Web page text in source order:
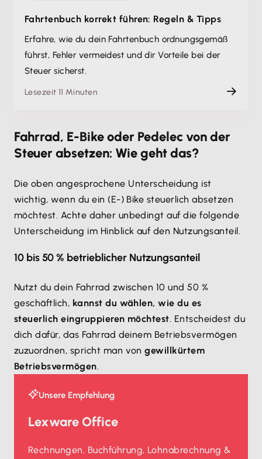
Fahrtenbuch korrekt führen: Regeln & Tipps
Erfahre, wie du dein Fahrtenbuch ordnungsgemäß
führst, Fehler vermeidest und dir Vorteile bei der
Steuer sicherst.
Lesezeit 11 Minuten
Fahrrad, E-Bike oder Pedelec von der
Steuer absetzen: Wie geht das?
Die oben angesprochene Unterscheidung ist
wichtig, wenn du ein (E-) Bike steuerlich absetzen
möchtest. Achte daher unbedingt auf die folgende
Unterscheidung im Hinblick auf den Nutzungsanteil.
10 bis 50 % betrieblicher Nutzungsanteil
Nutzt du dein Fahrrad zwischen 10 und 50 %
geschäftlich, kannst du wählen, wie du es
steuerlich eingruppieren möchtest. Entscheidest du
dich dafür, das Fahrrad deinem Betriebsvermögen
zuzuordnen, spricht man vongewillkürtem
Betriebsvermögen.
Unsere Empfehlung
Lexware Office
Rechnungen, Buchführung, Lohnabrechnung &